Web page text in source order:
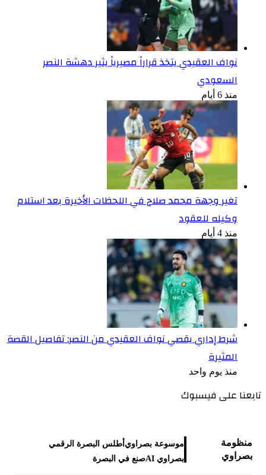
نواف العقيدي يتخذ قراراً مصيرياً يثير دهشة النصر
السعودي
منذ 6 أيام
تغير وجهة محمد صلاح في اللحظات الأخيرة بعد استلام
وكيله للعقود
منذ 4 أيام
شرط إداري يقصي نواف العقيدي من النصر: تفاصيل القصة
المثيرة
منذ يوم واحد
تابعنا على فيسبوك
منظومة
بصراوي
موسوعة بصراوي أطلس البصرة الرقمي
بصراوي AI
صنع في البصرة